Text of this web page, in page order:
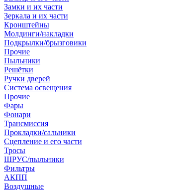
Замки и их части
Зеркала и их части
Кронштейны
Молдинги/накладки
Подкрылки/брызговики
Прочие
Пыльники
Решётки
Ручки дверей
Система освещения
Прочие
Фары
Фонари
Трансмиссия
Прокладки/сальники
Сцепление и его части
Тросы
ШРУС/пыльники
Фильтры
АКПП
Воздушные